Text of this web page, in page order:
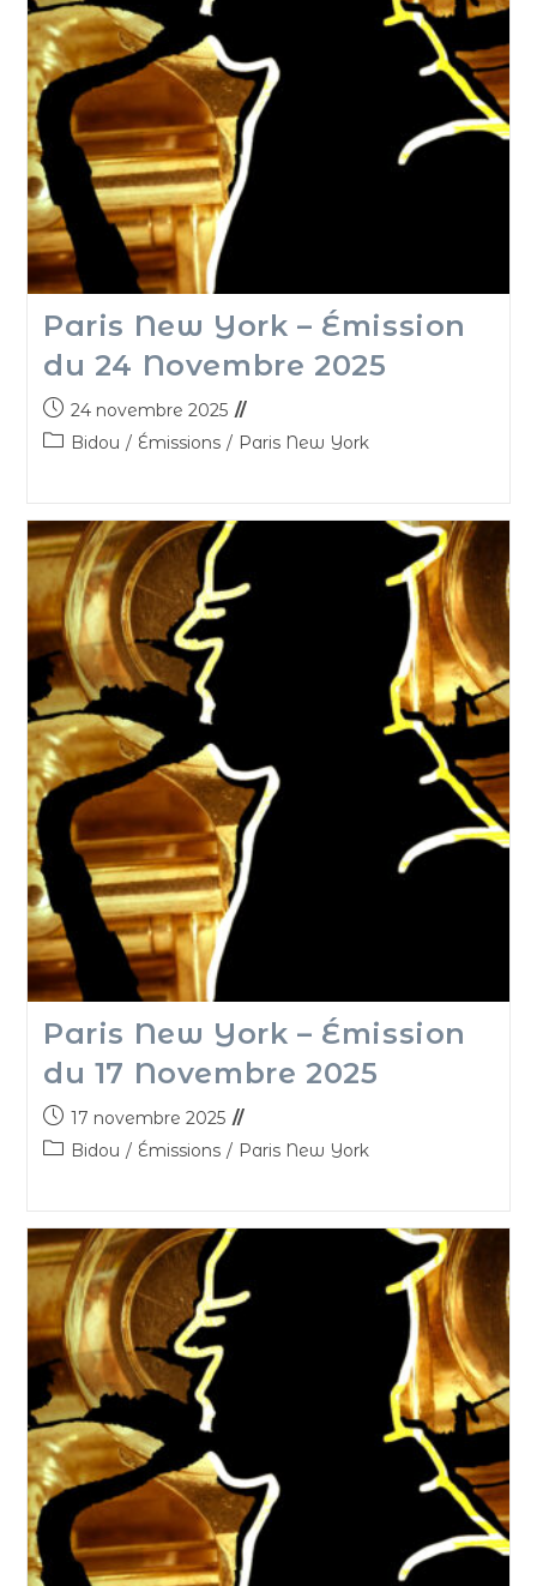
Paris New York – Émission
du 24 Novembre 2025
24 novembre 2025
Bidou / Émissions / Paris New York
Paris New York – Émission
du 17 Novembre 2025
17 novembre 2025
Bidou / Émissions / Paris New York